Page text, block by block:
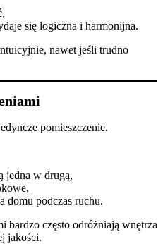
się logiczna i harmonijna.
nawet jeśli trudno
pomieszczenie.
jedna w drugą,
domu podczas ruchu.
bardzo często odróżniają wnętrza
jakości.